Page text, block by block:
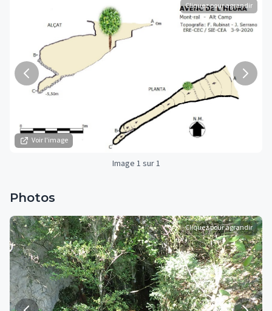
Voir l'image
Cliquez pour agrandir
Image 1 sur 1
Photos
Cliquez pour agrandir